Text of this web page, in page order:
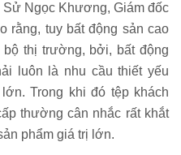
Sử Ngọc Khương, Giám đốc
rằng, tuy bất động sản cao
thị trường, bởi, bất động
luôn là nhu cầu thiết yếu
Trong khi đó tệp khách
thường cân nhắc rất khắt
phẩm giá trị lớn.